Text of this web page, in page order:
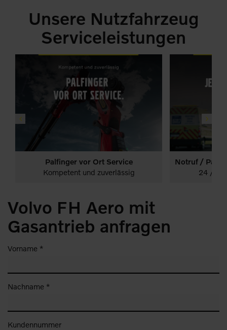
Unsere Nutzfahrzeug
Serviceleistungen
Leistungen
Palfinger vor Ort Service
Kompetent und zuverlässig
24/7 Notruf
Leistungen24 / 7
Volvo FH Aero mit
Gasantrieb anfragen
Vorname *
Nachname *
Kundennummer